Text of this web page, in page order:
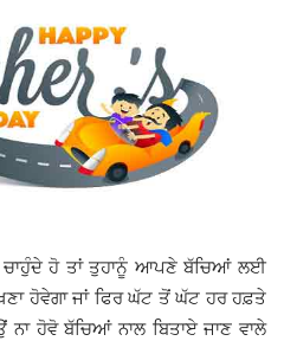
ਚਾਹੁੰਦੇ ਹੋ ਤਾਂ ਤੁਹਾਨੂੰ ਆਪਣੇ ਬੱਚਿਆਂ ਲਈ
ਹੋਵੇਗਾ ਜਾਂ ਫਿਰ ਘੱਟ ਤੋਂ ਘੱਟ ਹਰ ਹਫ਼ਤੇ
ਨਾ ਹੋਵੋ ਬੱਚਿਆਂ ਨਾਲ ਬਿਤਾਏ ਜਾਣ ਵਾਲੇ